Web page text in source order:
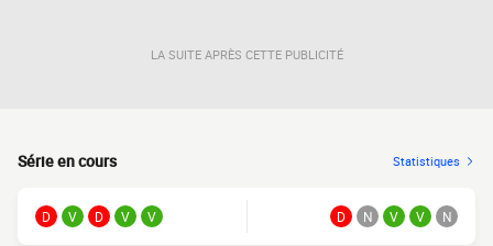
LA SUITE APRÈS CETTE PUBLICITÉ
Série en cours Statistiques
D V D V V D N V V N